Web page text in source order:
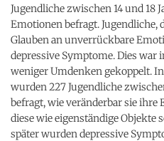
Jugendliche zwischen 14 und 18
Emotionen befragt. Jugendliche,
Glauben an unverrückbare
depressive Symptome. Dies war
weniger Umdenken gekoppelt.
wurden 227 Jugendliche
befragt, wie veränderbar sie ihre
diese wie eigenständige Objekte
später wurden depressive